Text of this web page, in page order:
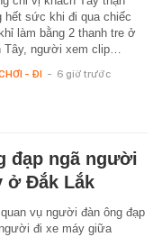
hết sức khi đi qua chiếc
làm bằng 2 thanh tre ở
Tây, người xem clip…
- ĐI - 6 giờ trước
đạp ngã người
ở Đắk Lắk
quan vụ người đàn ông đạp
đi xe máy giữa